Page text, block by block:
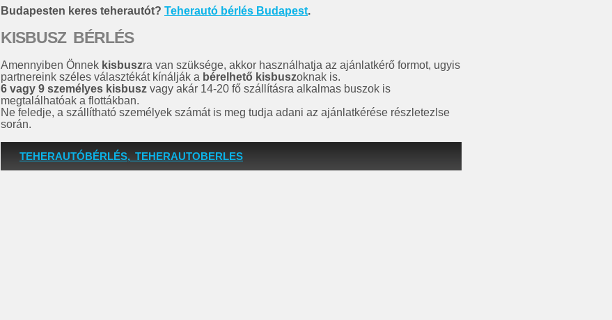
Budapesten keres teherautót? Teherautó bérlés Budapest.
KISBUSZ BÉRLÉS
Amennyiben Önnek kisbuszra van szüksége, akkor használhatja az ajánlatkérő formot, ugyis
partnereink széles választékát kínálják a bérelhető kisbuszoknak is.
6 vagy 9 személyes kisbusz vagy akár 14-20 fő szállításra alkalmas buszok is
megtalálhatóak a flottákban.
Ne feledje, a szállítható személyek számát is meg tudja adani az ajánlatkérése részletezlse
során.
TEHERAUTÓBÉRLÉS, TEHERAUTOBERLES